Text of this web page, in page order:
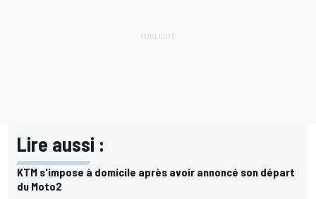
Lire aussi :
KTM s'impose à domicile après avoir annoncé son départ
du Moto2